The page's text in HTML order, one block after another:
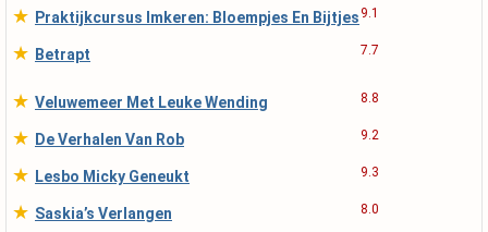
★ Praktijkcursus Imkeren: Bloempjes En Bijtjes 9.1
★ Betrapt 7.7
★ Veluwemeer Met Leuke Wending 8.8
★ De Verhalen Van Rob 9.2
★ Lesbo Micky Geneukt 9.3
★ Saskia’s Verlangen 8.0